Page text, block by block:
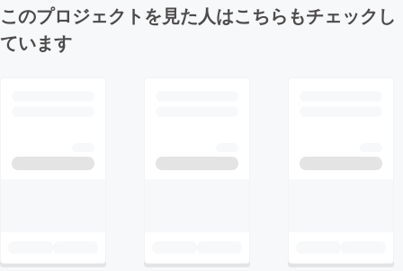
このプロジェクトを見た人はこちらもチェックし
ています